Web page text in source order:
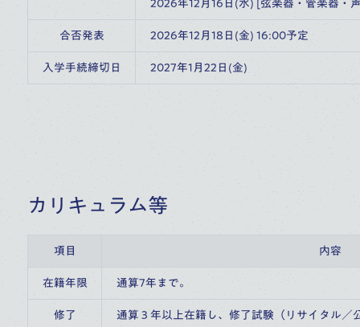
2026年12月16日(水) [弦楽器・管楽器・
合否発表 2026年12月18日(金) 16:00予定
入学手続締切日 2027年1月22日(金)
カリキュラム等
項目 内容
在籍年限 通算7年まで。
修了
通算３年以上在籍し、修了試験（リサイタル／